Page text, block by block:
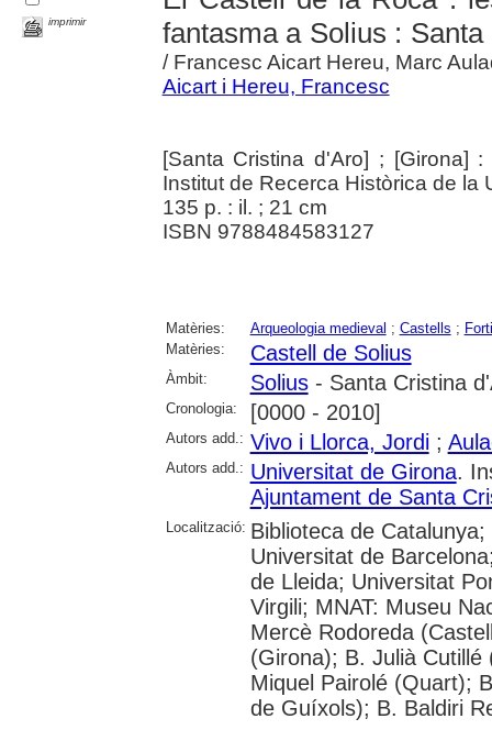
imprimir
fantasma a Solius :
/ Francesc Aicart Hereu, Marc
Aicart i Hereu, Francesc
[Santa Cristina d'Aro] ; [Girona]
Institut de Recerca Històrica de la
135 p. : il. ; 21 cm
ISBN 9788484583127
Matèries: Arqueologia medieval ; Castells ;
Matèries:
Castell de Solius
Àmbit: Solius- Santa Cristina
Cronologia: [0000 - 2010]
Autors add.: Vivo i Llorca, Jordi;
Autors add.: Universitat de Girona.
Ajuntament de Santa
Localització: Biblioteca de
Universitat de
de Lleida; Universitat
Virgili; MNAT: Museu
Mercè Rodoreda
(Girona); B. Julià
Miquel Pairolé (Quart);
de Guíxols); B. Baldiri